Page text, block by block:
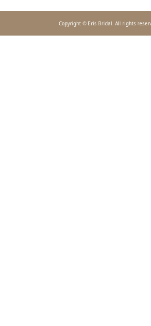
Copyright © Eris Bridal. All rights